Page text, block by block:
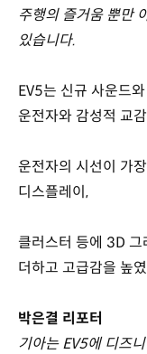
주행의 즐거움 뿐만
있습니다.
EV5는 신규 사운드
운전자와 감성적 교
운전자의 시선이 가
디스플레이,
클러스터 등에 3D
더하고 고급감을 높
박은결 리포터
기아는 EV5에 디즈